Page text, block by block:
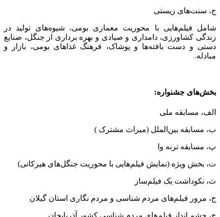
ج، سنت‌های زیستی
شامل فیلم‌هایی با محوریت معماری بومی، شیوه‌های تولید در
زندگی کشاورزی، دامداری و صیادی و بهره برداری از جنگل، صنایع
دستی و دست بافته‌ها و پوشاک، فرهنگ غذاهای بومی، بازار و
مبادله.
بخش‌های جشنواره:
الف، مسابقه ملی
ب، مسابقه بین‌الملل (میراث مشترک )
پ، مسابقه ترنه وا
ت، بخش ویژه (نمایش فیلم‌هایی با محوریت جنگل‌های هیرکانی)
ث، نکوداشت یک فیلم‌ساز
ج، مرور فیلم‌های مردم شناسی و مردم نگاری استان گیلان
چ، چشم انداز فیلم‌های مردم شناسی کشور آذربایجان